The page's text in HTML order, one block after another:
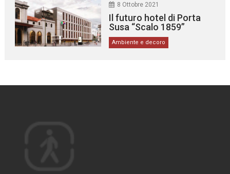
8 Ottobre 2021
Il futuro hotel di Porta
Susa “Scalo 1859”
Ambiente e decoro